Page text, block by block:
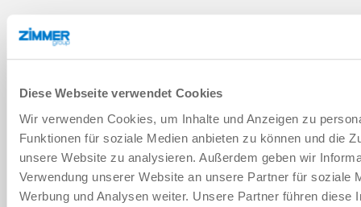
Diese Webseite verwendet Cookies
Wir verwenden Cookies, um Inhalte und Anzeigen zu
Funktionen für soziale Medien anbieten zu können und die
unsere Website zu analysieren. Außerdem geben wir
Verwendung unserer Website an unsere Partner für soziale
Werbung und Analysen weiter. Unsere Partner führen diese
기술 데이터
부속품
개별화
장점 세부 정보